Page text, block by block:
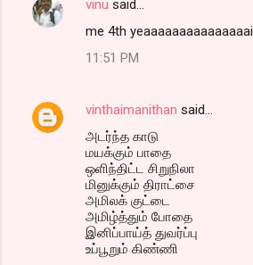
vinu said…
me 4th yeaaaaaaaaaaaaaaai
11:51 PM
vinthaimanithan said…
அடர்ந்த காடு
மயக்கும் பாதை
ஒளிந்திட்ட சிறுநிலா
மினுக்கும் திராட்சை
அமிலக் குட்டை
அமிழ்த்தும் போதை
இனிப்பாய்த் துவர்ப்பு
உப்பூறும் கிண்ணி